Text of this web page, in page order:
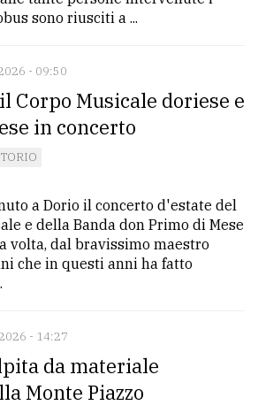
sono riusciti a ...
- 09:50
Corpo Musicale doriese e
in concerto
a Dorio il concerto d'estate del
e della Banda don Primo di Mese
volta, dal bravissimo maestro
che in questi anni ha fatto
- 14:27
da materiale
Monte Piazzo